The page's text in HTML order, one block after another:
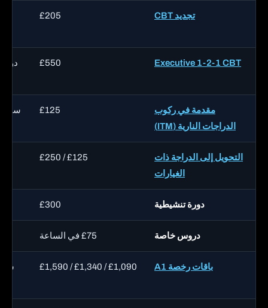
تجديد CBT £205
Executive 1-2-1 CBT
£550
مقدمة في ركوب
الدراجات النارية (ITM)
£125
التحويل إلى الدراجة ذات
الغيارات
£125 / £250
دورة تنشيطية £300
دروس خاصة £75 في الساعة
باقات رخصة A1 £1,090 / £1,340 / £1,590